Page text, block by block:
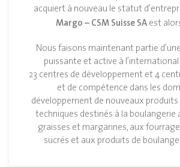
acquiert à nouveau le statut
Margo – CSM Suisse SAest
Nous faisons maintenant partie
puissante et active à
23 centres de développement et 4
et de compétence dans les
développement de nouveaux produits
techniques destinés à la boulangerie
graisses et margarines, aux
sucrés et aux produits de